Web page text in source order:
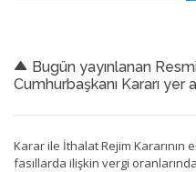
Bugün yayınlanan
Cumhurbaşkanı Kararı yer
Karar ile İthalat Rejim Kararının
fasıllarda ilişkin vergi